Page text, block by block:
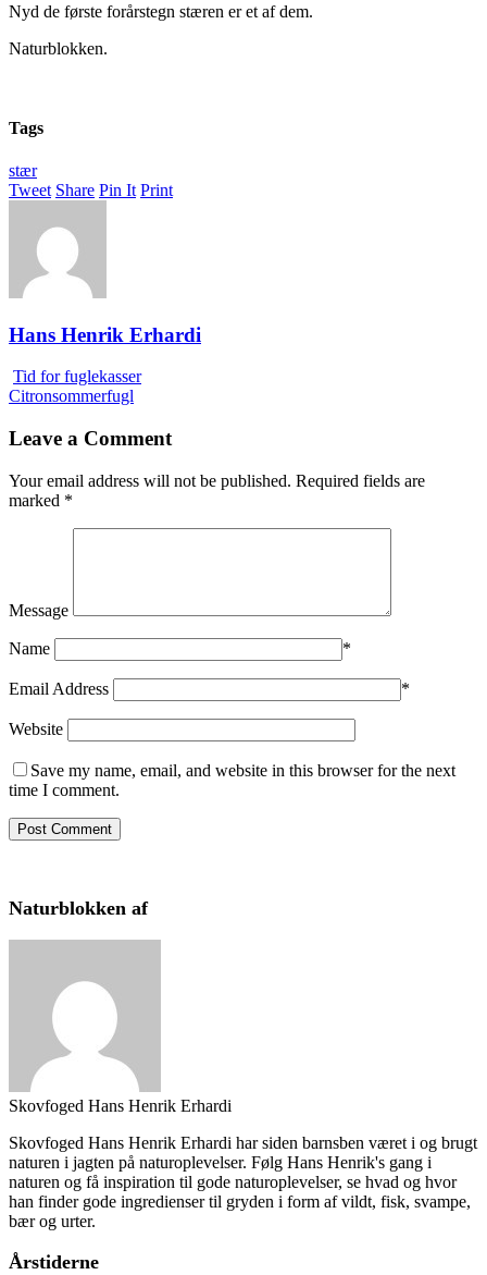
Nyd de første forårstegn stæren er et af dem.
Naturblokken.
Tags
stær
Tweet Share Pin It Print
Hans Henrik Erhardi
Tid for fuglekasser
Citronsommerfugl
Leave a Comment
Your email address will not be published. Required fields are
marked *
Message
Name *
Email Address *
Website
Save my name, email, and website in this browser for the next
time I comment.
Naturblokken af
Skovfoged Hans Henrik Erhardi
Skovfoged Hans Henrik Erhardi har siden barnsben været i og brugt
naturen i jagten på naturoplevelser. Følg Hans Henrik's gang i
naturen og få inspiration til gode naturoplevelser, se hvad og hvor
han finder gode ingredienser til gryden i form af vildt, fisk, svampe,
bær og urter.
Årstiderne